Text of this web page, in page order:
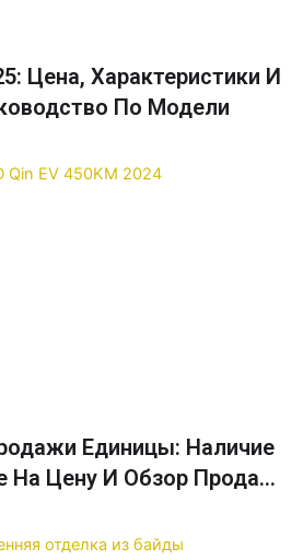
Цена, Характеристики И
По Модели
Единицы: Наличие
На Цену И Обзор Продаж